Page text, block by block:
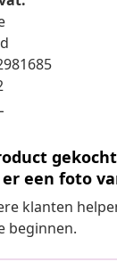
een foto
klanten
beginnen.